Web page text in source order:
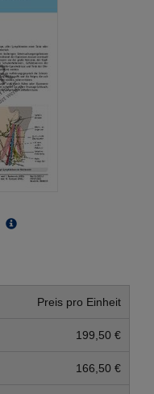
Preis pro Einheit
199,50 €
166,50 €